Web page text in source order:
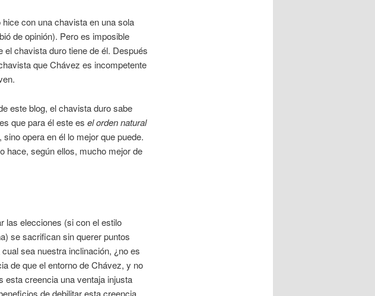
con una chavista en una sola
de opinión). Pero es imposible
chavista duro tiene de él. Después
que Chávez es incompetente
este blog, el chavista duro sabe
que para él este es el orden natural
opera en él lo mejor que puede.
hace, según ellos, mucho mejor de
las elecciones (si con el estilo
se sacrifican sin querer puntos
sea nuestra inclinación, ¿no es
de que el entorno de Chávez, y no
esta creencia una ventaja injusta